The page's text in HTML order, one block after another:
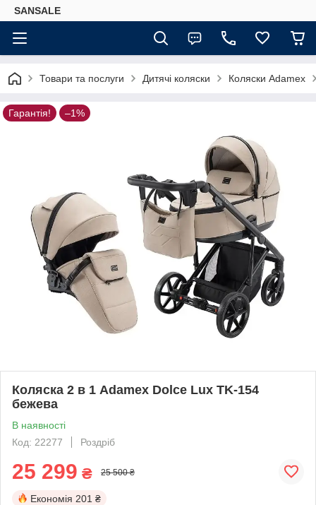
SANSALE
Товари та послуги Дитячі коляски Коляски Adamex
Гарантія! –1%
Коляска 2 в 1 Adamex Dolce Lux TK-154
бежева
В наявності
Код: 22277
Роздріб
25 299 ₴ 25 500 ₴
Економія 201 ₴